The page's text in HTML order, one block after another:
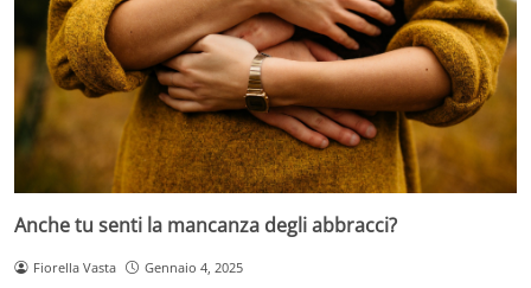
Anche tu senti la mancanza degli abbracci?
Fiorella Vasta Gennaio 4, 2025